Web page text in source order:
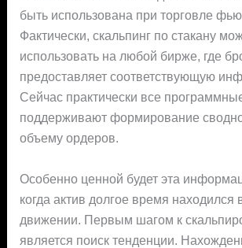
быть использована при торговле
Фактически, скальпинг по стакану
использовать на любой бирже, где
предоставляет соответствующую
Сейчас практически все
поддерживают формирование
объему ордеров.
Особенно ценной будет эта
когда актив долгое время находился
движении. Первым шагом к
является поиск тенденции.